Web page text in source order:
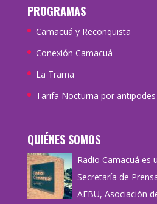
PROGRAMAS
Camacuá y Reconquista
Conexión Camacuá
La Trama
Tarifa Nocturna por
QUIÉNES SOMOS
Radio Camacuá es
Secretaría de
AEBU, Asociación